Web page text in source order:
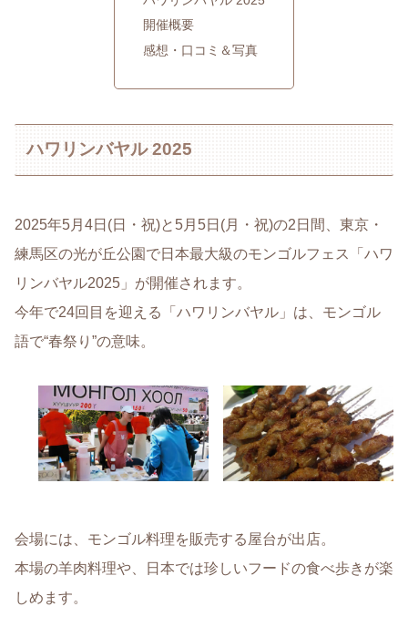
開催概要
感想・口コミ＆写真
ハワリンバヤル 2025
2025年5月4日(日・祝)と5月5日(月・祝)の2日間、東京・
練馬区の光が丘公園で日本最大級のモンゴルフェス「ハワ
リンバヤル2025」が開催されます。
今年で24回目を迎える「ハワリンバヤル」は、モンゴル
語で“春祭り”の意味。
会場には、モンゴル料理を販売する屋台が出店。
本場の羊肉料理や、日本では珍しいフードの食べ歩きが楽
しめます。